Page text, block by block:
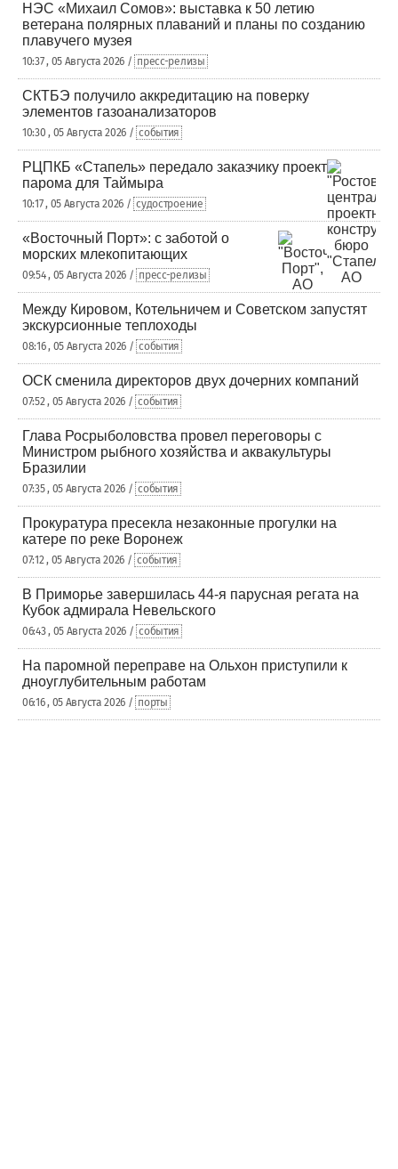
НЭС «Михаил Сомов»: выставка к 50 летию
ветерана полярных плаваний и планы по созданию
плавучего музея
10:37 , 05 Августа 2026 / пресс-релизы
СКТБЭ получило аккредитацию на поверку
элементов газоанализаторов
10:30 , 05 Августа 2026 / события
РЦПКБ «Стапель» передало заказчику проект
парома для Таймыра
10:17 , 05 Августа 2026 / судостроение
«Восточный Порт»: с заботой о
морских млекопитающих
09:54 , 05 Августа 2026 / пресс-релизы
Между Кировом, Котельничем и Советском запустят
экскурсионные теплоходы
08:16 , 05 Августа 2026 / события
ОСК сменила директоров двух дочерних компаний
07:52 , 05 Августа 2026 / события
Глава Росрыболовства провел переговоры с
Министром рыбного хозяйства и аквакультуры
Бразилии
07:35 , 05 Августа 2026 / события
Прокуратура пресекла незаконные прогулки на
катере по реке Воронеж
07:12 , 05 Августа 2026 / события
В Приморье завершилась 44-я парусная регата на
Кубок адмирала Невельского
06:43 , 05 Августа 2026 / события
На паромной переправе на Ольхон приступили к
дноуглубительным работам
06:16 , 05 Августа 2026 / порты